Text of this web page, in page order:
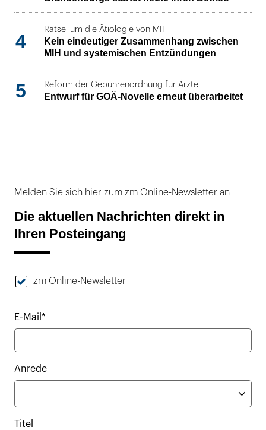
4
Rätsel um die Ätiologie von MIH
Kein eindeutiger Zusammenhang zwischen
MIH und systemischen Entzündungen
5 Reform der Gebührenordnung für Ärzte
Entwurf für GOÄ-Novelle erneut überarbeitet
Melden Sie sich hier zum zm Online-Newsletter an
Die aktuellen Nachrichten direkt in
Ihren Posteingang
zm Online-Newsletter
E-Mail*
Anrede
Titel